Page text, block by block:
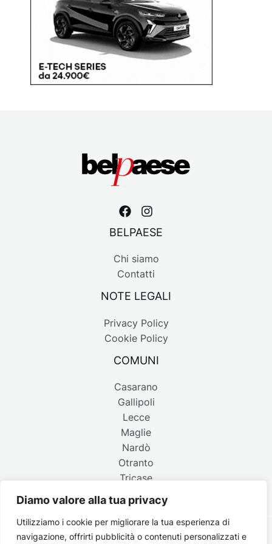
Diamo valore alla tua privacy
Utilizziamo i cookie per migliorare la tua esperienza di
navigazione, offrirti pubblicità o contenuti personalizzati e
BELPAESE
Chi siamo
Contatti
NOTE LEGALI
Privacy Policy
Cookie Policy
COMUNI
Casarano
Gallipoli
Lecce
Maglie
Nardò
Otranto
Tricase